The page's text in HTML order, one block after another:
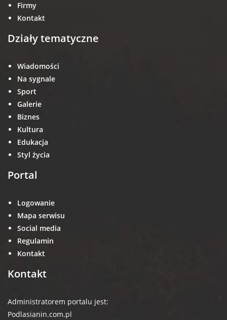
Firmy
Kontakt
Działy tematyczne
Wiadomości
Na sygnale
Sport
Galerie
Biznes
Kultura
Edukacja
Styl życia
Portal
Logowanie
Mapa serwisu
Social media
Regulamin
Kontakt
Kontakt
Administratorem portalu jest:
Podlasianin.com.pl